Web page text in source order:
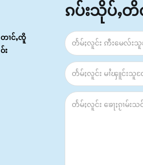
တၢင်ႇၸိူ
ဝ်း
ၵပ်းသိုပ်ႇတိ